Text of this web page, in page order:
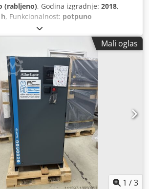
(rabljeno), Godina izgradnje: 2018,
, Funkcionalnost: potpuno
Mali oglas
1 /3